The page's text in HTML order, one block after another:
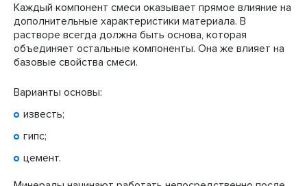
Каждый компонент смеси оказывает прямое влияние на
дополнительные характеристики материала. В
растворе всегда должна быть основа, которая
объединяет остальные компоненты. Она же влияет на
базовые свойства смеси.
Варианты основы:
известь;
гипс;
цемент.